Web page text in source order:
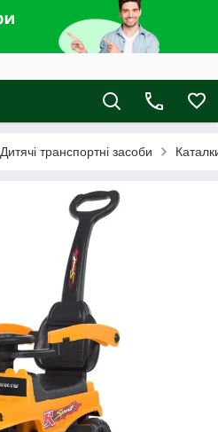
Дитячі транспортні засоби